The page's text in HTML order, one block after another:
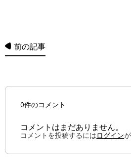
前の記事
0件のコメント
コメントはまだありません。
コメントを投稿するにはログイン